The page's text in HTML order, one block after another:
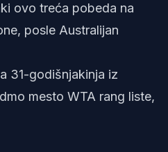
ovo treća pobeda na
posle Australijan
31-godišnjakinja iz
mesto WTA rang liste,